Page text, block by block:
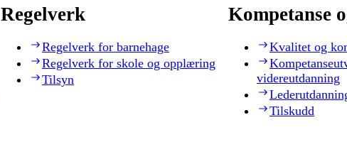
Regelverk
Regelverk for barnehage
Regelverk for skole og opplæring
Tilsyn
Kompetanse
Kvalitet og
videreutdanning
Tilskudd